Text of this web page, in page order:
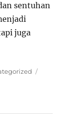
sentuhan
juga